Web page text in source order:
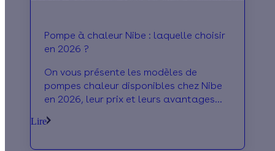
Pompe à chaleur Nibe : laquelle choisir
en 2026 ?
On vous présente les modèles de
pompes chaleur disponibles chez Nibe
en 2026, leur prix et leurs avantages
Lire